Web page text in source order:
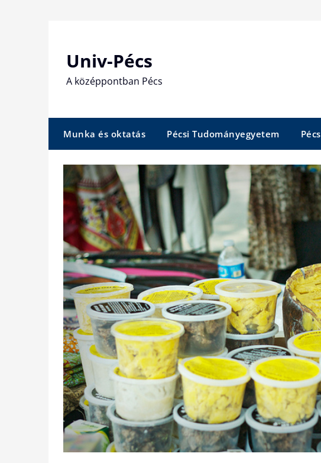
Univ-Pécs
A középpontban Pécs
Munka és oktatás Pécsi Tudományegyetem